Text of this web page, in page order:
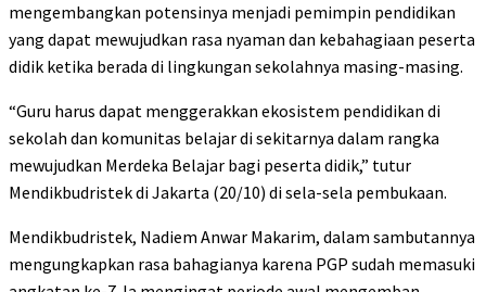
mengembangkan potensinya menjadi pemimpin pendidikan
yang dapat mewujudkan rasa nyaman dan kebahagiaan peserta
didik ketika berada di lingkungan sekolahnya masing-masing.
“Guru harus dapat menggerakkan ekosistem pendidikan di
sekolah dan komunitas belajar di sekitarnya dalam rangka
mewujudkan Merdeka Belajar bagi peserta didik,” tutur
Mendikbudristek di Jakarta (20/10) di sela-sela pembukaan.
Mendikbudristek, Nadiem Anwar Makarim, dalam sambutannya
mengungkapkan rasa bahagianya karena PGP sudah memasuki